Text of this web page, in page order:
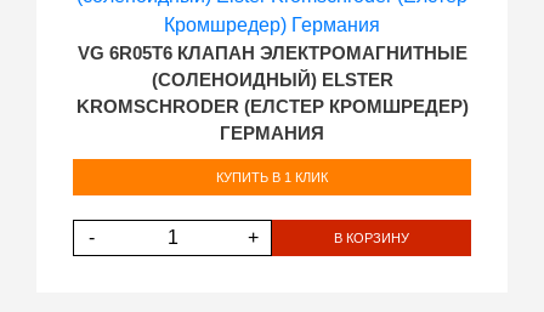
VG 6R05T6 КЛАПАН ЭЛЕКТРОМАГНИТНЫЕ
(СОЛЕНОИДНЫЙ) ELSTER
KROMSCHRODER (ЕЛСТЕР КРОМШРЕДЕР)
ГЕРМАНИЯ
КУПИТЬ В 1 КЛИК
- + В КОРЗИНУ